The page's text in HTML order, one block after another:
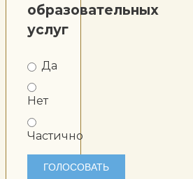
образовательных
услуг
Да
Нет
Частично